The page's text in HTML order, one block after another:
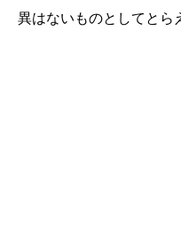
異はないものとしてとら